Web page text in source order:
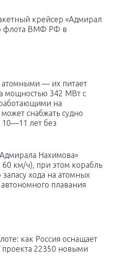
крейсер «Адмирал
флота ВМФ РФ в
атомными — их питает
мощностью 342 МВт с
на
снабжать судно
лет без
Нахимова»
60 км/ч), при этом корабль
хода на атомных
плавания
как Россия оснащает
22350 новыми